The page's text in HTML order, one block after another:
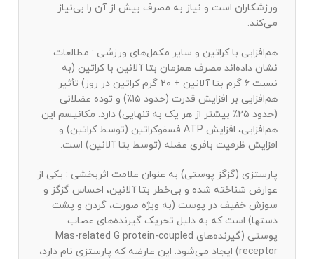
ورزشکاران است و نیاز به مصرف بیش از آن را بی‌نیاز
می‌کند.
هم‌افزایی با کراتین و سایر مکمل‌های ورزشی : مطالعات
نشان داده‌اند مصرف همزمان بتا آلانین با کراتین (به
نسبت ۶ گرم بتا آلانین + ۲۰ گرم کراتین در روز) تأثیر
هم‌افزایی بر افزایش قدرت (حدود ۱۵٪) و توده عضلانی
(حدود ۲۵٪ بیشتر از هر یک به تنهایی) دارد. مکانیسم این
هم‌افزایی، افزایش ATP فسفوکراتین (توسط کراتین) و
افزایش ظرفیت بافری عضله (توسط بتا آلانین) است.
پارستزی (گزگز پوستی) به عنوان علامت اثربخشی : یکی از
عوارض شناخته شده و بی‌خطر بتا آلانین، احساس گزگز و
سوزش خفیف در پوست (به ویژه صورت، گردن و پشت
دستها) است که به دلیل تحریک گیرنده‌های عصاب
پوستی (گیرنده‌های Mas-related G protein-coupled
receptor) ایجاد می‌شود. این عارضه که پارستزی نام دارد،